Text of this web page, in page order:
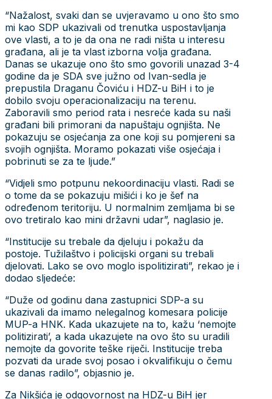
“Nažalost, svaki dan se uvjeravamo u ono što smo
mi kao SDP ukazivali od trenutka uspostavljanja
ove vlasti, a to je da ona ne radi ništa u interesu
građana, ali je ta vlast izborna volja građana.
Danas se ukazuje ono što smo govorili unazad 3-4
godine da je SDA sve južno od Ivan-sedla je
prepustila Draganu Čoviću i HDZ-u BiH i to je
dobilo svoju operacionalizaciju na terenu.
Zaboravili smo period rata i nesreće kada su naši
građani bili primorani da napuštaju ognjišta. Ne
pokazuju se osjećanja za one koji su pomjereni sa
svojih ognjišta. Moramo pokazati više osjećaja i
pobrinuti se za te ljude.”
“Vidjeli smo potpunu nekoordinaciju vlasti. Radi se
o tome da se pokazuju mišići i ko je šef na
određenom teritoriju. U normalnim zemljama bi se
ovo tretiralo kao mini državni udar”, naglasio je.
“Institucije su trebale da djeluju i pokažu da
postoje. Tužilaštvo i policijski organi su trebali
djelovati. Lako se ovo moglo ispolitizirati”, rekao je i
dodao sljedeće:
“Duže od godinu dana zastupnici SDP-a su
ukazivali da imamo nelegalnog komesara policije
MUP-a HNK. Kada ukazujete na to, kažu ‘nemojte
politizirati’, a kada ukazujete na ovo što su uradili
nemojte da govorite teške riječi. Institucije treba
pozvati da urade svoj posao i okvalifikuju o čemu
se danas radilo”, objasnio je.
Za Nikšića je odgovornost na HDZ-u BiH jer